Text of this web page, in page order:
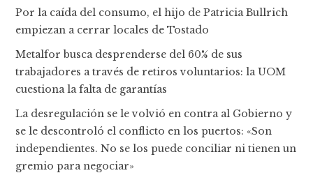
Por la caída del consumo, el hijo de Patricia Bullrich
empiezan a cerrar locales de Tostado
Metalfor busca desprenderse del 60% de sus
trabajadores a través de retiros voluntarios: la UOM
cuestiona la falta de garantías
La desregulación se le volvió en contra al Gobierno y
se le descontroló el conflicto en los puertos: «Son
independientes. No se los puede conciliar ni tienen un
gremio para negociar»